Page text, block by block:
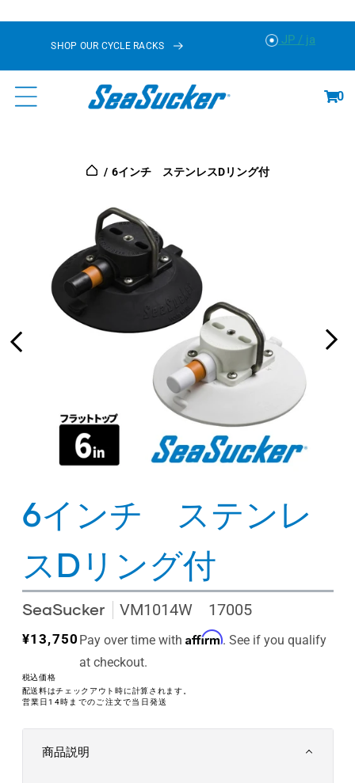
キ
ッ
SHOP OUR CYCLE RACKS JP / ja
ー0
6インチ ステンレスDリング付
6インチ ステンレ
スDリング付
SeaSucker VM1014W 17005
通
価
格
¥13,750 Pay over time with Affirm. See if you qualify
at checkout.
税込価格
配送料はチェックアウト時に計算されます。
営業日14時までのご注文で当日発送
商品説明